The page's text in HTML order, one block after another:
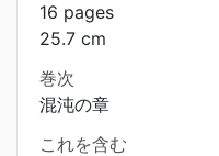
16 pages
25.7 cm
巻次
混沌の章
これを含む